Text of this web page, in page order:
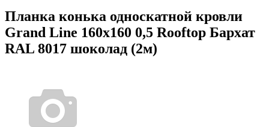
Планка конька односкатной кровли
Grand Line 160x160 0,5 Rooftop Бархат
RAL 8017 шоколад (2м)